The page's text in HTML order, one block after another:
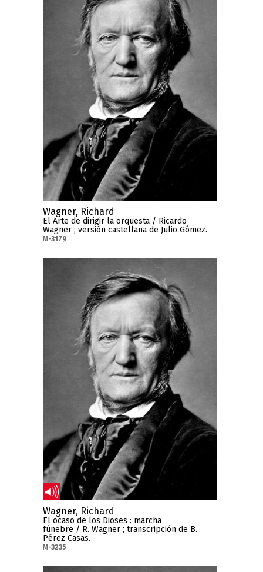
Wagner, Richard
El Arte de dirigir la orquesta / Ricardo
Wagner ; versión castellana de Julio Gómez.
M-3179
Wagner, Richard
El ocaso de los Dioses : marcha
fúnebre / R. Wagner ; transcripción de B.
Pérez Casas.
M-3235